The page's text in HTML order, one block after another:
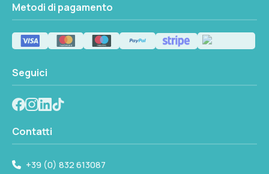
Metodi di pagamento
Seguici
Contatti
+39 (0) 832 613087